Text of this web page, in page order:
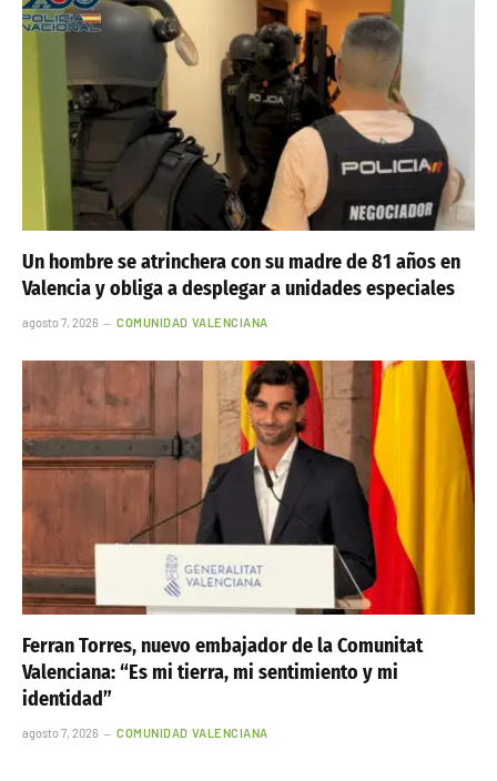
Un hombre se atrinchera con su madre de 81 años en
Valencia y obliga a desplegar a unidades especiales
agosto 7, 2026 COMUNIDAD VALENCIANA
Ferran Torres, nuevo embajador de la Comunitat
Valenciana: “Es mi tierra, mi sentimiento y mi
identidad”
agosto 7, 2026 COMUNIDAD VALENCIANA